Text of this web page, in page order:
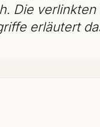
Die verlinkten
erläutert